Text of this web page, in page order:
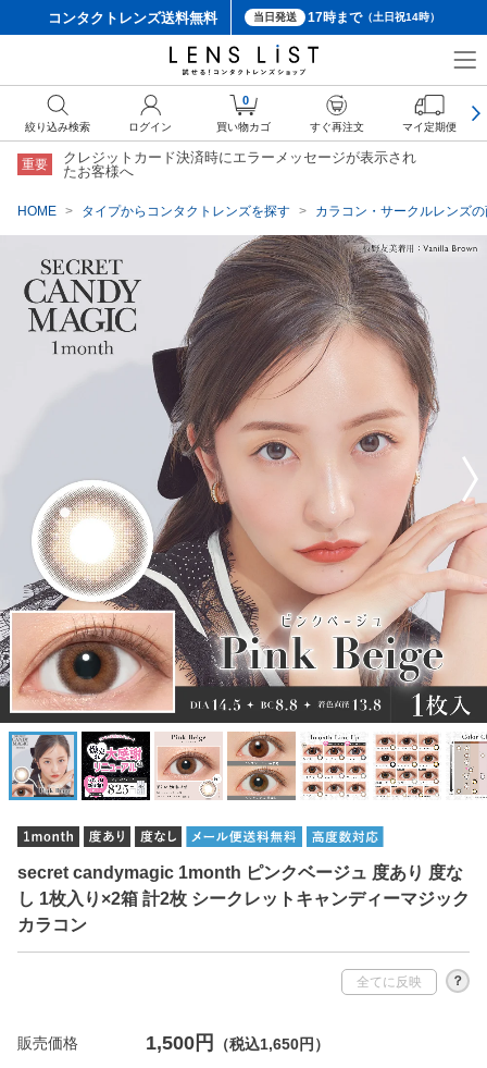
コンタクトレンズ送料無料 当日発送 17時まで（土日祝14時）
重要
クレジットカード決済時にエラーメッセージが表示され
たお客様へ
HOME タイプからコンタクトレンズを探す カラコン・サークルレンズ
secret candymagic 1month ピンクベージュ 度あり 度な
し 1枚入り×2箱 計2枚 シークレットキャンディーマジック
カラコン
全てに反映 ？
販売価格 1,500円 （税込1,650円）
絞り込み検索 ログイン
0
買い物カゴ すぐ再注文 マイ定期便
クーポン詳細